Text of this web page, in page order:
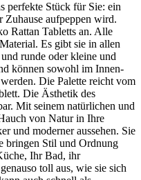
perfekte Stück für Sie: ein
Zuhause aufpeppen wird.
Rattan Tabletts an. Alle
Es gibt sie in allen
runde oder kleine und
können sowohl im Innen-
Die Palette reicht vom
Die Ästhetik des
Mit seinem natürlichen und
von Natur in Ihre
und moderner aussehen. Sie
bringen Stil und Ordnung
Ihr Bad, ihr
toll aus, wie sie sich